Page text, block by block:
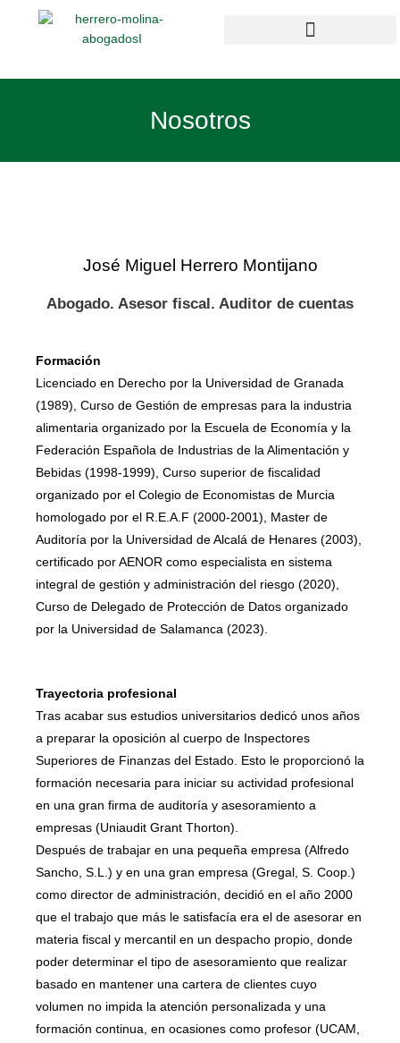
Nosotros
José Miguel Herrero Montijano
Abogado. Asesor fiscal. Auditor de cuentas
Formación
Licenciado en Derecho por la Universidad de Granada
(1989), Curso de Gestión de empresas para la industria
alimentaria organizado por la Escuela de Economía y la
Federación Española de Industrias de la Alimentación y
Bebidas (1998-1999), Curso superior de fiscalidad
organizado por el Colegio de Economistas de Murcia
homologado por el R.E.A.F (2000-2001), Master de
Auditoría por la Universidad de Alcalá de Henares (2003),
certificado por AENOR como especialista en sistema
integral de gestión y administración del riesgo (2020),
Curso de Delegado de Protección de Datos organizado
por la Universidad de Salamanca (2023).
Trayectoria profesional
Tras acabar sus estudios universitarios dedicó unos años
a preparar la oposición al cuerpo de Inspectores
Superiores de Finanzas del Estado. Esto le proporcionó la
formación necesaria para iniciar su actividad profesional
en una gran firma de auditoría y asesoramiento a
empresas (Uniaudit Grant Thorton).
Después de trabajar en una pequeña empresa (Alfredo
Sancho, S.L.) y en una gran empresa (Gregal, S. Coop.)
como director de administración, decidió en el año 2000
que el trabajo que más le satisfacía era el de asesorar en
materia fiscal y mercantil en un despacho propio, donde
poder determinar el tipo de asesoramiento que realizar
basado en mantener una cartera de clientes cuyo
volumen no impida la atención personalizada y una
formación continua, en ocasiones como profesor (UCAM,